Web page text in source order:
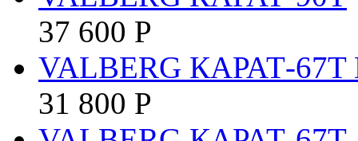
37 600 Р
VALBERG КАРАТ-67T
31 800 Р